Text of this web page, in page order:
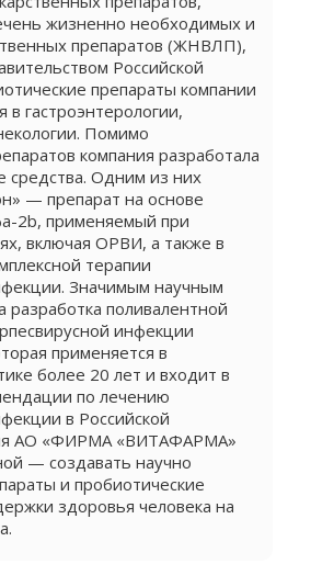
жизненно необходимых и
препаратов (ЖНВЛП),
Российской
препараты компании
в гастроэнтерологии,
Помимо
компания разработала
средства. Одним из них
— препарат на основе
2b, применяемый при
включая ОРВИ, а также в
терапии
Значимым научным
разработка поливалентной
инфекции
применяется в
более 20 лет и входит в
по лечению
в Российской
АО «ФИРМА «ВИТАФАРМА»
— создавать научно
и пробиотические
здоровья человека на